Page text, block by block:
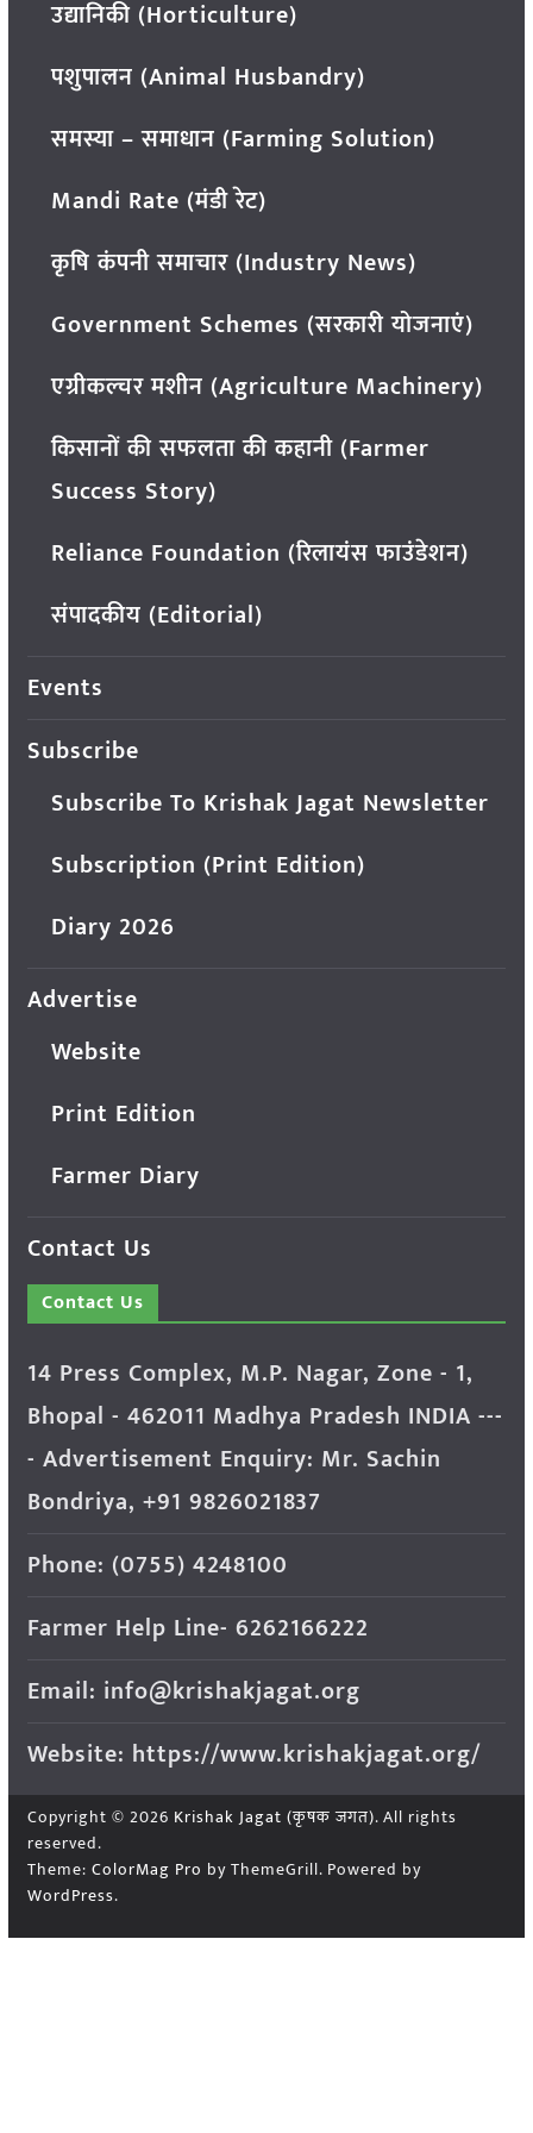
उद्यानिकी (Horticulture)
पशुपालन (Animal Husbandry)
समस्या – समाधान (Farming Solution)
Mandi Rate (मंडी रेट)
कृषि कंपनी समाचार (Industry News)
Government Schemes (सरकारी योजनाएं)
एग्रीकल्चर मशीन (Agriculture Machinery)
किसानों की सफलता की कहानी (Farmer
Success Story)
Reliance Foundation (रिलायंस फाउंडेशन)
संपादकीय (Editorial)
Events
Subscribe
Subscribe To Krishak Jagat Newsletter
Subscription (Print Edition)
Diary 2026
Advertise
Website
Print Edition
Farmer Diary
Contact Us
Contact Us
14 Press Complex, M.P. Nagar, Zone - 1,
Bhopal - 462011 Madhya Pradesh INDIA ---
- Advertisement Enquiry: Mr. Sachin
Bondriya, +91 9826021837
Phone: (0755) 4248100
Farmer Help Line- 6262166222
Email: info@krishakjagat.org
Website: https://www.krishakjagat.org/
Copyright © 2026 Krishak Jagat (कृषक जगत). All rights
reserved.
Theme: ColorMag Pro by ThemeGrill. Powered by
WordPress.